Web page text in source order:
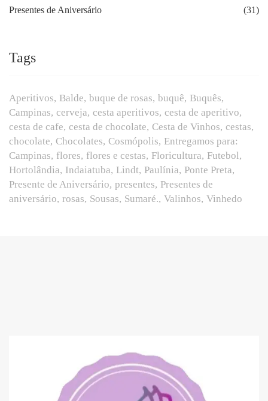
Presentes de Aniversário (31)
Tags
Aperitivos Balde buque de rosas buquê Buquês
Campinas cerveja cesta aperitivos cesta de aperitivo
cesta de cafe cesta de chocolate Cesta de Vinhos cestas
chocolate Chocolates Cosmópolis Entregamos para:
Campinas flores flores e cestas Floricultura Futebol
Hortolândia Indaiatuba Lindt Paulínia Ponte Preta
Presente de Aniversário presentes Presentes de
aniversário rosas Sousas Sumaré. Valinhos Vinhedo